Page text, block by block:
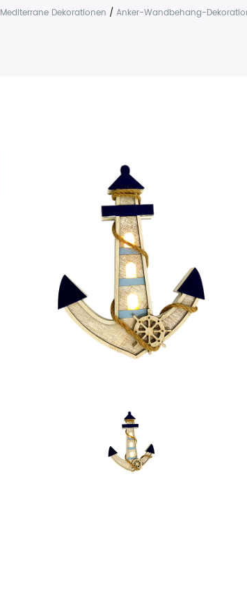
Mediterrane Dekorationen / Anker-Wandbehang-